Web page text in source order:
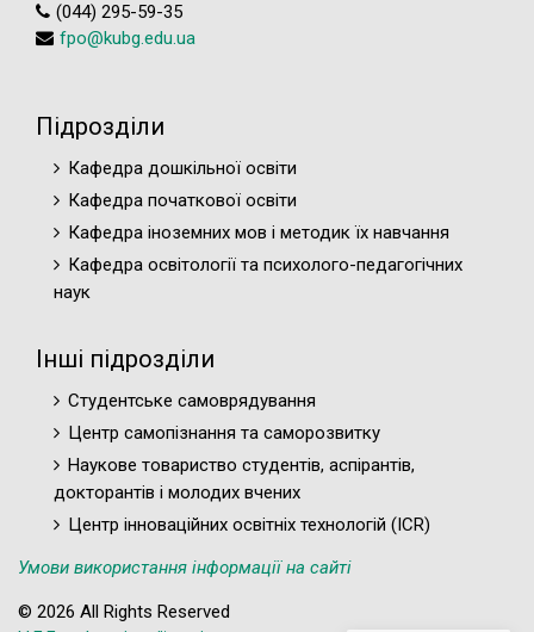
(044) 295-59-35
fpo@kubg.edu.ua
Підрозділи
Кафедра дошкільної освіти
Кафедра початкової освіти
Кафедра іноземних мов і методик їх навчання
Кафедра освітології та психолого-педагогічних
наук
Інші підрозділи
Студентське самоврядування
Центр самопізнання та саморозвитку
Наукове товариство студентів, аспірантів,
докторантів і молодих вчених
Центр інноваційних освітніх технологій (ICR)
Умови використання інформації на сайті
© 2026 All Rights Reserved